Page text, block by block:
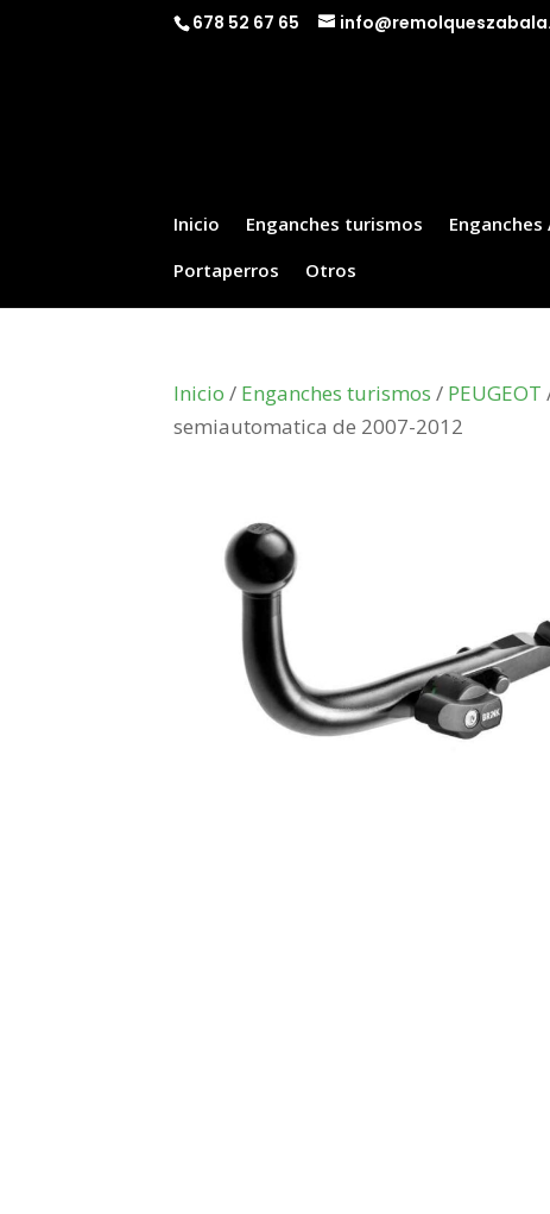
678 52 67 65
Inicio Enganches turismos
Portaperros
Otros
Inicio / Enganches turismos / PEUGEOT
semiautomatica de 2007-2012